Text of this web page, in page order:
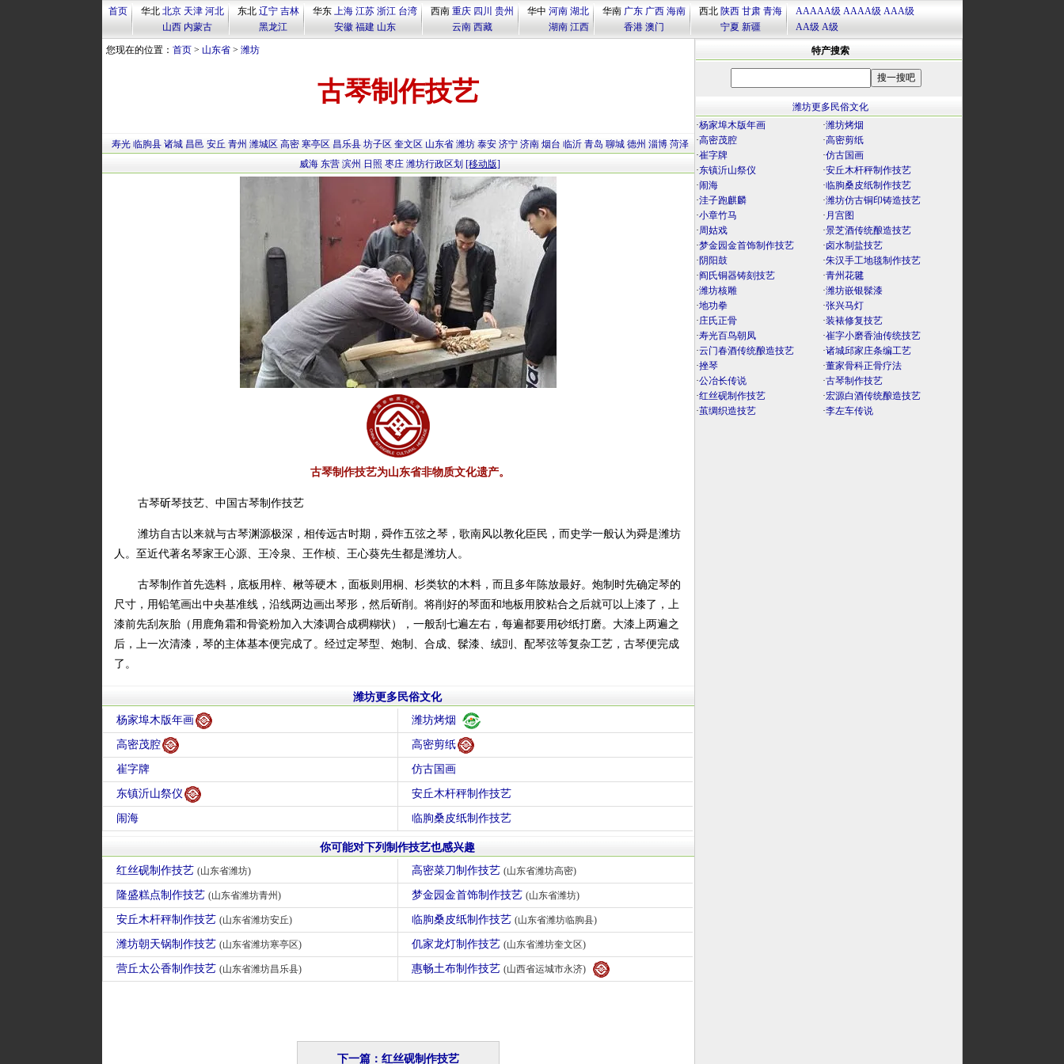
首页 华北 北京 天津 河北
山西 内蒙古
东北 辽宁 吉林
黑龙江
华东 上海 江苏 浙江 台湾
安徽 福建 山东
西南 重庆 四川 贵州
云南 西藏
华中 河南 湖北
湖南 江西
华南 广东 广西 海南
香港 澳门
西北 陕西 甘肃 青海
宁夏 新疆
AAAAA级 AAAA级 AAA级
AA级 A级
您现在的位置： 首页> 山东省> 潍坊
古琴制作技艺
寿光 临朐县 诸城 昌邑 安丘 青州 潍城区 高密 寒亭区 昌乐县 坊子区 奎文区 山东省 潍坊 泰安 济宁 济南 烟台 临沂 青岛 聊城 德州 淄博 菏泽
威海 东营 滨州 日照 枣庄 潍坊行政区划 [移动版]
古琴制作技艺为山东省非物质文化遗产。
古琴斫琴技艺、中国古琴制作技艺
潍坊自古以来就与古琴渊源极深，相传远古时期，舜作五弦之琴，歌南风以教化臣民，而史学一般认为舜是潍坊
人。至近代著名琴家王心源、王冷泉、王作桢、王心葵先生都是潍坊人。
古琴制作首先选料，底板用梓、楸等硬木，面板则用桐、杉类软的木料，而且多年陈放最好。炮制时先确定琴的
尺寸，用铅笔画出中央基准线，沿线两边画出琴形，然后斫削。将削好的琴面和地板用胶粘合之后就可以上漆了，上
漆前先刮灰胎（用鹿角霜和骨瓷粉加入大漆调合成稠糊状），一般刮七遍左右，每遍都要用砂纸打磨。大漆上两遍之
后，上一次清漆，琴的主体基本便完成了。经过定琴型、炮制、合成、髹漆、绒剅、配琴弦等复杂工艺，古琴便完成
了。
潍坊更多民俗文化
杨家埠木版年画
潍坊烤烟
高密茂腔 高密剪纸
崔字牌 仿古国画
东镇沂山祭仪 安丘木杆秤制作技艺
闹海 临朐桑皮纸制作技艺
你可能对下列制作技艺也感兴趣
红丝砚制作技艺 (山东省潍坊) 高密菜刀制作技艺 (山东省潍坊高密)
隆盛糕点制作技艺 (山东省潍坊青州) 梦金园金首饰制作技艺 (山东省潍坊)
安丘木杆秤制作技艺 (山东省潍坊安丘) 临朐桑皮纸制作技艺 (山东省潍坊临朐县)
潍坊朝天锅制作技艺 (山东省潍坊寒亭区) 仉家龙灯制作技艺 (山东省潍坊奎文区)
营丘太公香制作技艺 (山东省潍坊昌乐县) 惠畅土布制作技艺 (山西省运城市永济)
下一篇：红丝砚制作技艺
特产搜索
潍坊更多民俗文化
·杨家埠木版年画 ·潍坊烤烟
·高密茂腔 ·高密剪纸
·崔字牌 ·仿古国画
·东镇沂山祭仪 ·安丘木杆秤制作技艺
·闹海 ·临朐桑皮纸制作技艺
·洼子跑麒麟 ·潍坊仿古铜印铸造技艺
·小章竹马 · 月宫图
·周姑戏 ·景芝酒传统酿造技艺
·梦金园金首饰制作技艺 ·卤水制盐技艺
· 阴阳鼓 ·朱汉手工地毯制作技艺
·阎氏铜器铸刻技艺 ·青州花毽
·潍坊核雕 ·潍坊嵌银髹漆
·地功拳 ·张兴马灯
·庄氏正骨 ·装裱修复技艺
·寿光百鸟朝凤 ·崔字小磨香油传统技艺
·云门春酒传统酿造技艺 ·诸城邱家庄条编工艺
·挫琴 ·董家骨科正骨疗法
·公冶长传说 ·古琴制作技艺
·红丝砚制作技艺 ·宏源白酒传统酿造技艺
·茧绸织造技艺 ·李左车传说